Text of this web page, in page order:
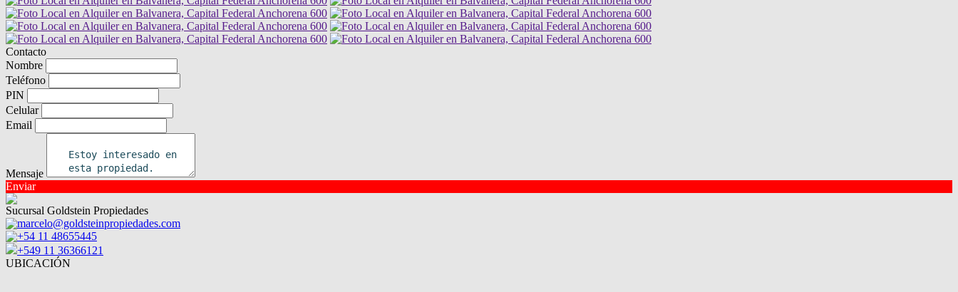
Contacto
Nombre
Teléfono
PIN
Celular
Email
Mensaje
Enviar
Sucursal Goldstein Propiedades
marcelo@goldsteinpropiedades.com
+54 11 48655445
+549 11 36366121
UBICACIÓN